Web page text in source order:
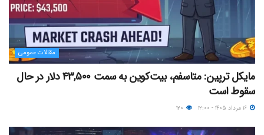
مقالات عمومی
مایکل ترپین: متاسفم، بیت‌کوین به سمت ۴۳,۵۰۰ دلار در حال
سقوط است